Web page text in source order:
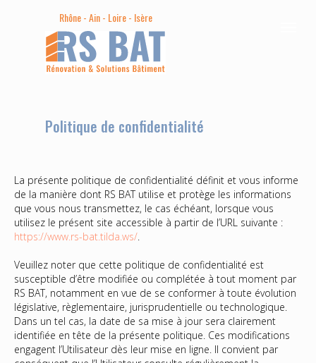
Rhône - Ain - Loire - Isère
Politique de confidentialité
La présente politique de confidentialité définit et vous informe
de la manière dont RS BAT utilise et protège les informations
que vous nous transmettez, le cas échéant, lorsque vous
utilisez le présent site accessible à partir de l’URL suivante :
https://www.rs-bat.tilda.ws/.
Veuillez noter que cette politique de confidentialité est
susceptible d’être modifiée ou complétée à tout moment par
RS BAT, notamment en vue de se conformer à toute évolution
législative, règlementaire, jurisprudentielle ou technologique.
Dans un tel cas, la date de sa mise à jour sera clairement
identifiée en tête de la présente politique. Ces modifications
engagent l’Utilisateur dès leur mise en ligne. Il convient par